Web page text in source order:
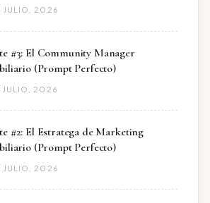
JULIO, 2026
#3: El Community Manager
(Prompt Perfecto)
JULIO, 2026
#2: El Estratega de Marketing
(Prompt Perfecto)
JULIO, 2026